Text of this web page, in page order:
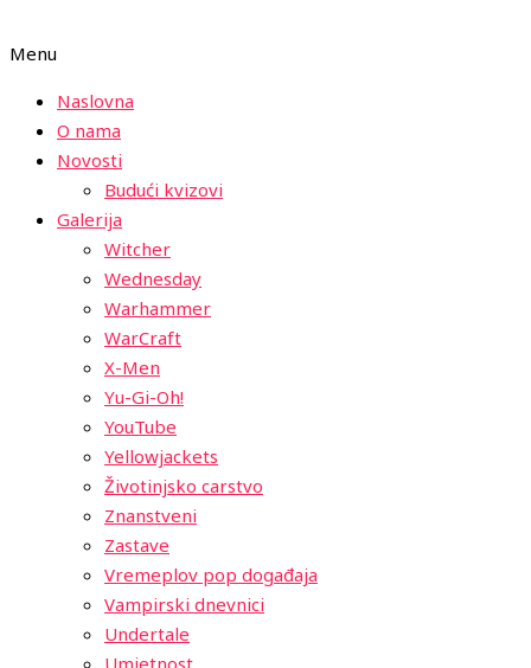
Menu
Naslovna
O nama
Novosti
Budući kvizovi
Galerija
Witcher
Wednesday
Warhammer
WarCraft
X-Men
Yu-Gi-Oh!
YouTube
Yellowjackets
Životinjsko carstvo
Znanstveni
Zastave
Vremeplov pop događaja
Vampirski dnevnici
Undertale
Umjetnost